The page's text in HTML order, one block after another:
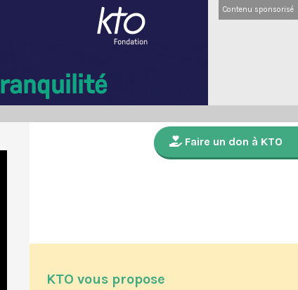
Contenu sponsorisé
Faire un don à KTO
KTO vous propose